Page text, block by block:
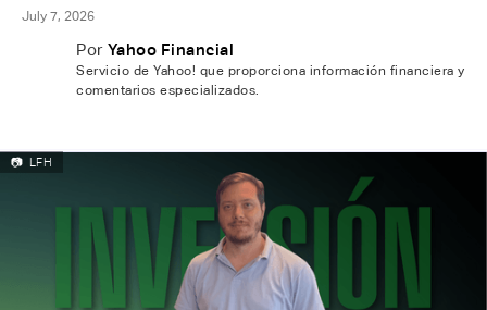
July 7, 2026
Por Yahoo Financial
Servicio de Yahoo! que proporciona información financiera y
comentarios especializados.
📷 LFH